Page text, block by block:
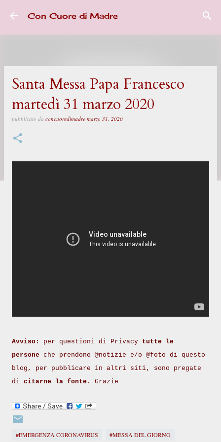
Passa ai contenuti principali
Con Cuore di Madre
Santa Messa Papa Francesco
martedì 31 marzo 2020
pubblicato da concuoredimadre marzo 31, 2020
Avviso: per questioni di Privacy tutte le
persone che prendono @notizie e/o @foto di questo
blog, per pubblicare in altri siti, sono pregate
di citarne la fonte . Grazie
#EMERGENZA CORONAVIRUS #MESSA DEL GIORNO